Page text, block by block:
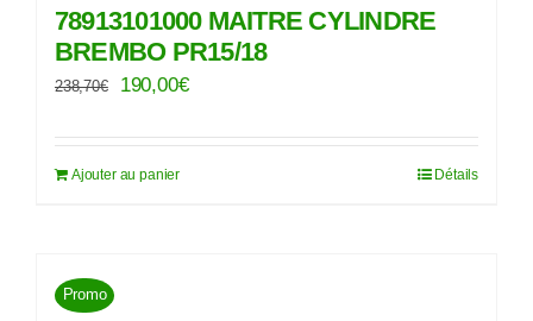
78913101000 MAITRE CYLINDRE
BREMBO PR15/18
238,70€
Le
initial
était :
190,00€Le
actuel
Ajouter au panier Détails
Promo